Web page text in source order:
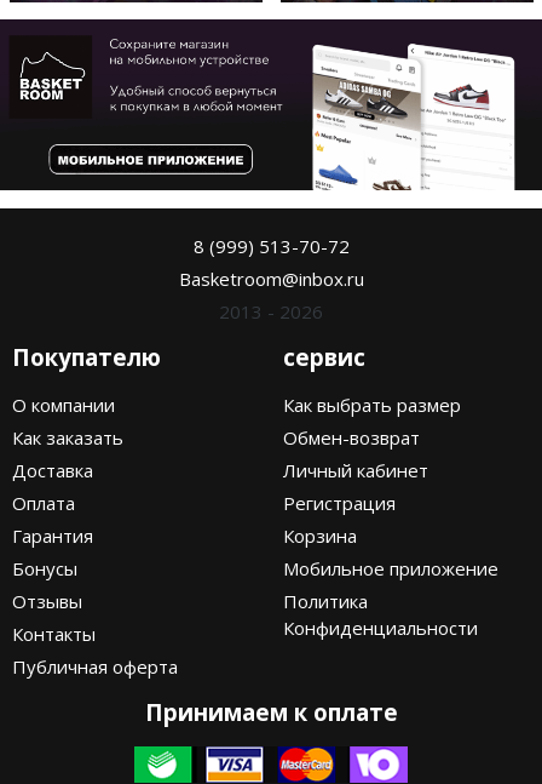
8 (999) 513-70-72
Basketroom@inbox.ru
2013 - 2026
Покупателю
О компании
Как заказать
Доставка
Оплата
Гарантия
Бонусы
Отзывы
Контакты
Публичная оферта
сервис
Как выбрать размер
Обмен-возврат
Личный кабинет
Регистрация
Корзина
Мобильное приложение
Политика
Конфиденциальности
Принимаем к оплате